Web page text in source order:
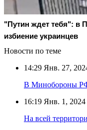
"Путин ждет тебя": в
избиение украинцев
Новости по теме
14:29 Янв. 27,
В Минобороны РФ
16:19 Янв. 1, 2024
На всей